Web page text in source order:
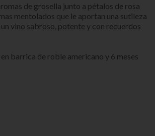
de grosella junto a pétalos de rosa
mentolados que le aportan una sutileza
un vino sabroso, potente y con recuerdos
barrica de roble americano y 6 meses